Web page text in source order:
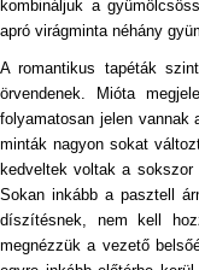
kombináljuk a
apró virágminta néhány
A romantikus tapéták
örvendenek. Mióta
folyamatosan jelen
minták nagyon sokat
kedveltek voltak a
Sokan inkább a pasztell
díszítésnek, nem kell
megnézzük a vezető